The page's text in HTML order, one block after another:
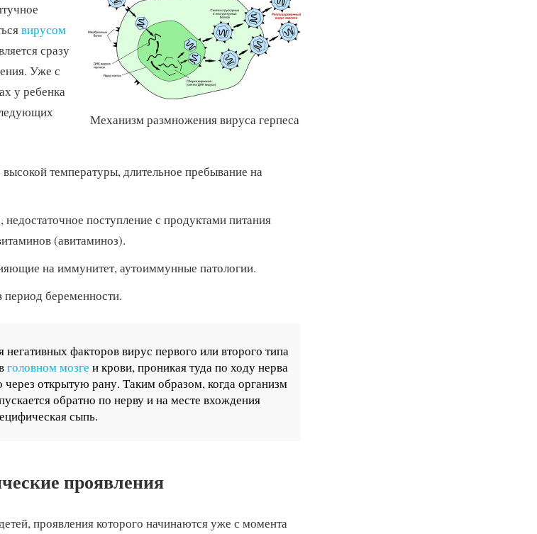
Механизм размножения вируса герпеса
вирусом
сразу
Уже с
у ребенка
температуры, длительное пребывание на
поступление с продуктами питания
(авитаминоз).
на иммунитет, аутоиммунные патологии.
беременности.
факторов вирус первого или второго типа
головном мозге и крови, проникая туда по ходу нерва
через открытую рану. Таким образом, когда организм
обратно по нерву и на месте вхождения
сыпь.
проявления
проявления которого начинаются уже с момента